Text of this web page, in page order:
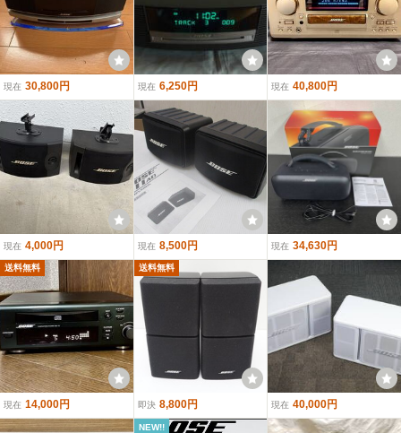
現在 30,800円 現在 6,250円 現在 40,800円
現在 4,000円 現在 8,500円 現在 34,630円
送料無料
現在 14,000円
送料無料
即決 8,800円 現在 40,000円
NEW!!